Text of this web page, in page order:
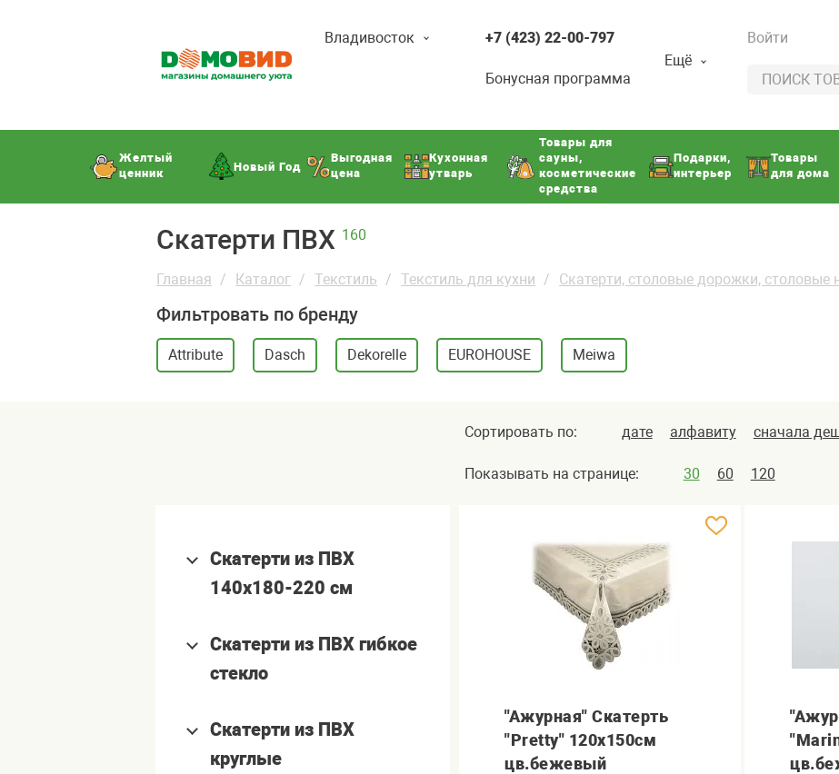
Владивосток +7 (423) 22-00-797
Бонусная программа
Ещё
Войти
Желтый
ценник
Новый Год
Выгодная
цена
Кухонная
утварь
Товары для
сауны,
косметические
средства
Подарки,
интерьер
Товары
для дома
Скатерти ПВХ 160
Главная Каталог Текстиль Текстиль для кухни Скатерти, столовые дорожки, столовые
Фильтровать по бренду
Attribute Dasch Dekorelle EUROHOUSE Meiwa
Сортировать по: дате алфавиту сначала
Показывать на странице: 30 60 120
Скатерти из ПВХ
140x180-220 см
Скатерти из ПВХ гибкое
стекло
Скатерти из ПВХ
круглые
"Ажурная" Скатерть
"Pretty" 120x150см
цв.бежевый